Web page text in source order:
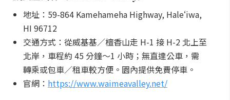
地址：59-864 Kamehameha Highway, Haleʻiwa,
HI 96712
交通方式：從威基基／檀香山走 H-1 接 H-2 北上至
北岸，車程約 45 分鐘～1 小時；無直達公車，需
轉乘或包車／租車較方便。園內提供免費停車。
官網： https://www.waimeavalley.net/